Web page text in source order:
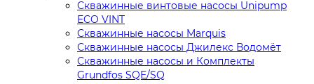
Скважинные винтовые насосы Unipump
ECO VINT
Скважинные насосы Marquis
Скважинные насосы Джилекс Водомёт
Скважинные насосы и Комплекты
Grundfos SQE/SQ